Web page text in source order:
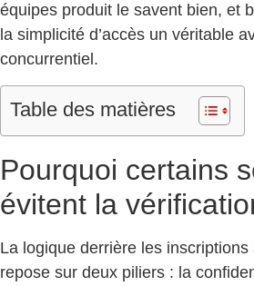
équipes produit le savent bien, et
la simplicité d’accès un véritable
concurrentiel.
Table des matières
Pourquoi certains
évitent la
La logique derrière les
repose sur deux piliers : la